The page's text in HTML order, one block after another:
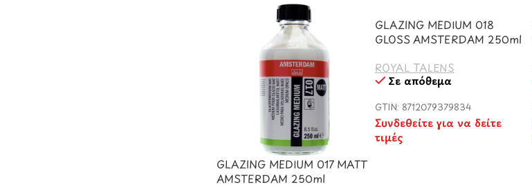
GLAZING MEDIUM 017 MATT
AMSTERDAM 250ml
GLAZING MEDIUM 018
GLOSS AMSTERDAM 250ml
ROYAL TALENS
Σε απόθεμα
GTIN: 8712079379834
Συνδεθείτε για να δείτε
τιμές